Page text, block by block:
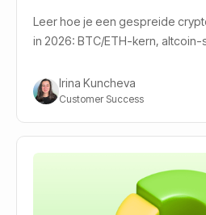
Leer hoe je een gespreide
in 2026: BTC/ETH-kern,
Irina Kuncheva
Customer Success